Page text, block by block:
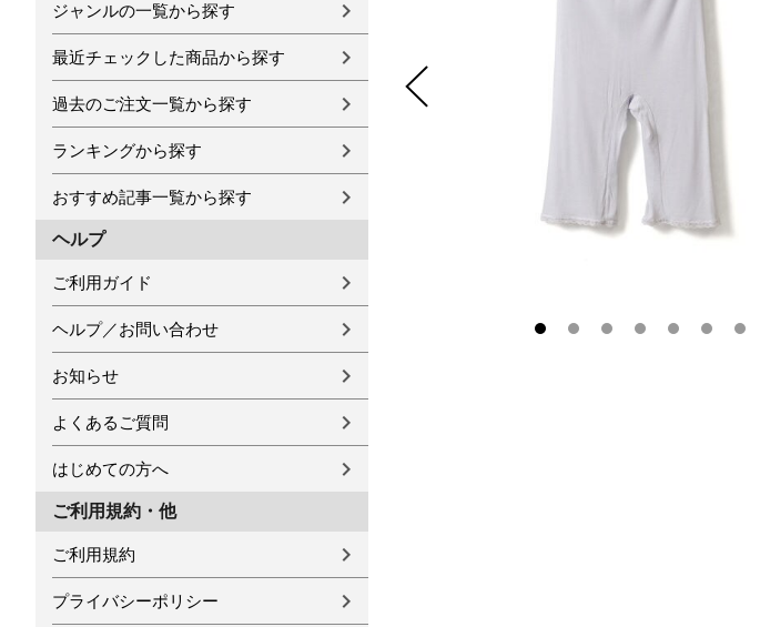
ジャンルの一覧から探す
最近チェックした商品から探す
過去のご注文一覧から探す
ランキングから探す
おすすめ記事一覧から探す
ヘルプ
ご利用ガイド
ヘルプ／お問い合わせ
お知らせ
よくあるご質問
はじめての方へ
ご利用規約・他
ご利用規約
プライバシーポリシー